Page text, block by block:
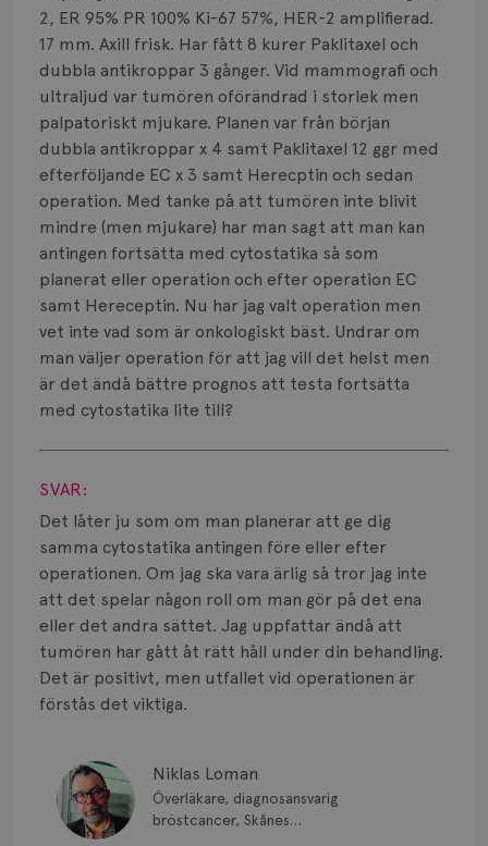
2, ER 95% PR 100% Ki-67 57%, HER-2 amplifierad.
17 mm. Axill frisk. Har fått 8 kurer Paklitaxel och
dubbla antikroppar 3 gånger. Vid mammografi och
ultraljud var tumören oförändrad i storlek men
palpatoriskt mjukare. Planen var från början
dubbla antikroppar x 4 samt Paklitaxel 12 ggr med
efterföljande EC x 3 samt Herecptin och sedan
operation. Med tanke på att tumören inte blivit
mindre (men mjukare) har man sagt att man kan
antingen fortsätta med cytostatika så som
planerat eller operation och efter operation EC
samt Hereceptin. Nu har jag valt operation men
vet inte vad som är onkologiskt bäst. Undrar om
man väljer operation för att jag vill det helst men
är det ändå bättre prognos att testa fortsätta
med cytostatika lite till?
Visa svar
SVAR:
Det låter ju som om man planerar att ge dig
samma cytostatika antingen före eller efter
operationen. Om jag ska vara ärlig så tror jag inte
att det spelar någon roll om man gör på det ena
eller det andra sättet. Jag uppfattar ändå att
tumören har gått åt rätt håll under din behandling.
Det är positivt, men utfallet vid operationen är
förstås det viktiga.
Niklas Loman
Överläkare, diagnosansvarig
bröstcancer, Skånes
Bröstvårta
Knöl
Läkemedel
Typ av bröstcancer
Smärta
Prognos
Risker
Spridd bröstcancer